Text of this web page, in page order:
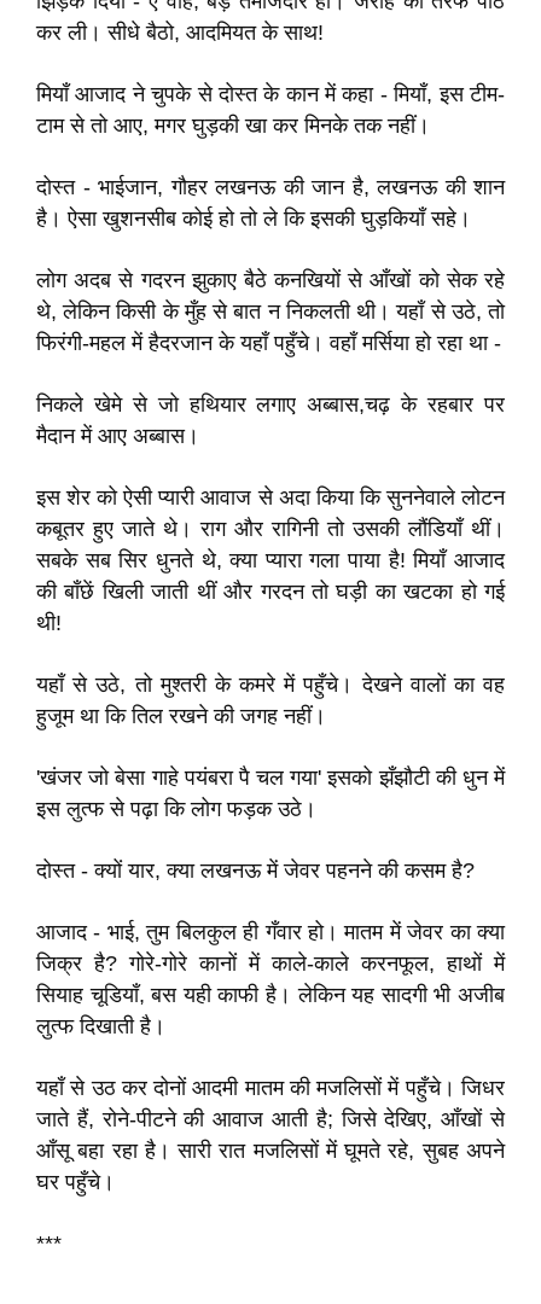
कर ली। सीधे बैठो, आदमियत के साथ!
मियाँ आजाद ने चुपके से दोस्त के कान में कहा - मियाँ, इस टीम-
टाम से तो आए, मगर घुड़की खा कर मिनके तक नहीं।
दोस्त - भाईजान, गौहर लखनऊ की जान है, लखनऊ की शान
है। ऐसा खुशनसीब कोई हो तो ले कि इसकी घुड़कियाँ सहे।
लोग अदब से गदरन झुकाए बैठे कनखियों से आँखों को सेक रहे
थे, लेकिन किसी के मुँह से बात न निकलती थी। यहाँ से उठे, तो
फिरंगी-महल में हैदरजान के यहाँ पहुँचे। वहाँ मर्सिया हो रहा था -
निकले खेमे से जो हथियार लगाए अब्बास,चढ़ के रहबार पर
मैदान में आए अब्बास।
इस शेर को ऐसी प्यारी आवाज से अदा किया कि सुननेवाले लोटन
कबूतर हुए जाते थे। राग और रागिनी तो उसकी लौंडियाँ थीं।
सबके सब सिर धुनते थे, क्या प्यारा गला पाया है! मियाँ आजाद
की बाँछें खिली जाती थीं और गरदन तो घड़ी का खटका हो गई
थी!
यहाँ से उठे, तो मुश्तरी के कमरे में पहुँचे। देखने वालों का वह
हुजूम था कि तिल रखने की जगह नहीं।
'खंजर जो बेसा गाहे पयंबरा पै चल गया' इसको झँझौटी की धुन में
इस लुत्फ से पढ़ा कि लोग फड़क उठे।
दोस्त - क्यों यार, क्या लखनऊ में जेवर पहनने की कसम है?
आजाद - भाई, तुम बिलकुल ही गँवार हो। मातम में जेवर का क्या
जिक्र है? गोरे-गोरे कानों में काले-काले करनफूल, हाथों में
सियाह चूडियाँ, बस यही काफी है। लेकिन यह सादगी भी अजीब
लुत्फ दिखाती है।
यहाँ से उठ कर दोनों आदमी मातम की मजलिसों में पहुँचे। जिधर
जाते हैं, रोने-पीटने की आवाज आती है; जिसे देखिए, आँखों से
आँसू बहा रहा है। सारी रात मजलिसों में घूमते रहे, सुबह अपने
घर पहुँचे।
***